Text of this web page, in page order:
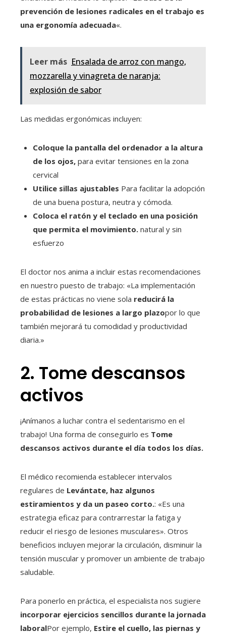
prevención de lesiones radicales en el trabajo es
una ergonomía adecuada«.
Leer más Ensalada de arroz con mango,
mozzarella y vinagreta de naranja:
explosión de sabor
Las medidas ergonómicas incluyen:
Coloque la pantalla del ordenador a la altura
de los ojos, para evitar tensiones en la zona
cervical
Utilice sillas ajustables Para facilitar la adopción
de una buena postura, neutra y cómoda.
Coloca el ratón y el teclado en una posición
que permita el movimiento. natural y sin
esfuerzo
El doctor nos anima a incluir estas recomendaciones
en nuestro puesto de trabajo: «La implementación
de estas prácticas no viene sola reducirá la
probabilidad de lesiones a largo plazopor lo que
también mejorará tu comodidad y productividad
diaria.»
2. Tome descansos
activos
¡Anímanos a luchar contra el sedentarismo en el
trabajo! Una forma de conseguirlo es Tome
descansos activos durante el día todos los días.
El médico recomienda establecer intervalos
regulares de Levántate, haz algunos
estiramientos y da un paseo corto.: «Es una
estrategia eficaz para contrarrestar la fatiga y
reducir el riesgo de lesiones musculares». Otros
beneficios incluyen mejorar la circulación, disminuir la
tensión muscular y promover un ambiente de trabajo
saludable.
Para ponerlo en práctica, el especialista nos sugiere
incorporar ejercicios sencillos durante la jornada
laboralPor ejemplo, Estire el cuello, las piernas y